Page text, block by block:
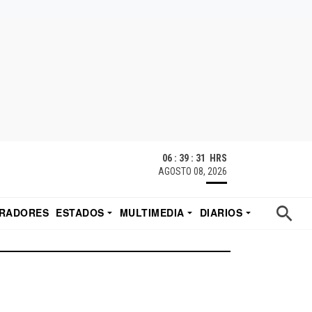
06 : 39 : 31 HRS
AGOSTO 08, 2026
ESTADOS MULTIMEDIA
DIARIOS